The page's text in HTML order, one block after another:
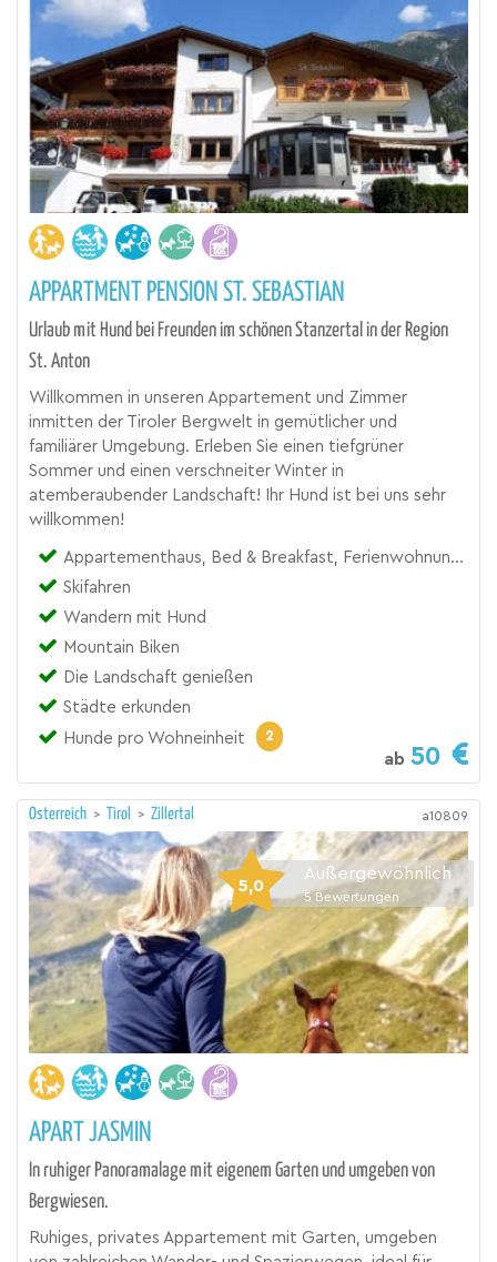
APPARTMENT PENSION ST. SEBASTIAN
Urlaub mit Hund bei Freunden im schönen Stanzertal in der Region
St. Anton
Willkommen in unseren Appartement und Zimmer
inmitten der Tiroler Bergwelt in gemütlicher und
familiärer Umgebung. Erleben Sie einen tiefgrüner
Sommer und einen verschneiter Winter in
atemberaubender Landschaft! Ihr Hund ist bei uns sehr
willkommen!
Appartementhaus, Bed & Breakfast, Ferienwohnung, Pension, Zimmer
Skifahren
Wandern mit Hund
Mountain Biken
Die Landschaft genießen
Städte erkunden
Hunde pro Wohneinheit
2
ab 50
Österreich > Tirol > Zillertal a10809
5,0
Außergewöhnlich
5 Bewertungen
APART JASMIN
In ruhiger Panoramalage mit eigenem Garten und umgeben von
Bergwiesen.
Ruhiges, privates Appartement mit Garten, umgeben